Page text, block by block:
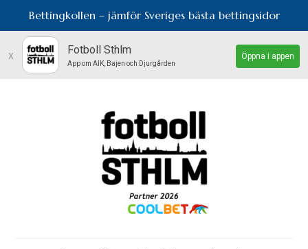
Bettingkollen – jämför Sveriges bästa bettingsidor
x Fotboll Sthlm
App om AIK, Bajen och Djurgården
Öppna i appen